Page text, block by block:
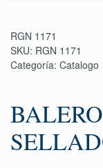
RGN 1171
SKU: RGN 1171
Categoría: Catalogo